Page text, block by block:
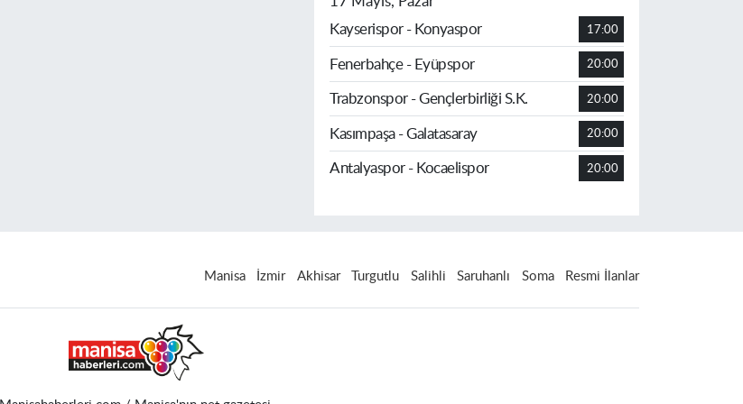
Kayserispor - Konyaspor
17:00
Fenerbahçe - Eyüpspor 20:00
Trabzonspor - Gençlerbirliği S.K. 20:00
Kasımpaşa - Galatasaray 20:00
Antalyaspor - Kocaelispor 20:00
Manisa İzmir Akhisar Turgutlu Salihli Saruhanlı Soma Resmi İlanlar